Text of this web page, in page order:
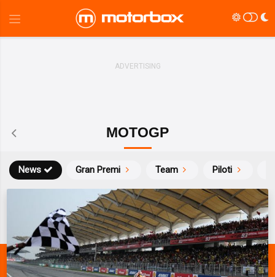
MOTOGP
News Gran Premi Team Piloti